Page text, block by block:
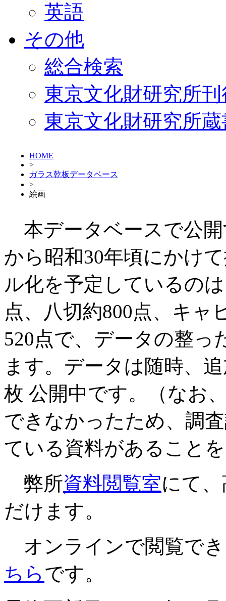
英語
その他
総合検索
東京文化財研究所
東京文化財研究所
HOME
>
ガラス乾板データベース
>
絵画
本データベースで公
から昭和30年頃にかけ
ル化を予定しているの
点、八切約800点、キャ
520点で、データの整っ
ます。データは随時、
枚 公開中です。（なお
できなかったため、調
ている資料があること
弊所資料閲覧室にて
だけます。
オンラインで閲覧で
ちら です。